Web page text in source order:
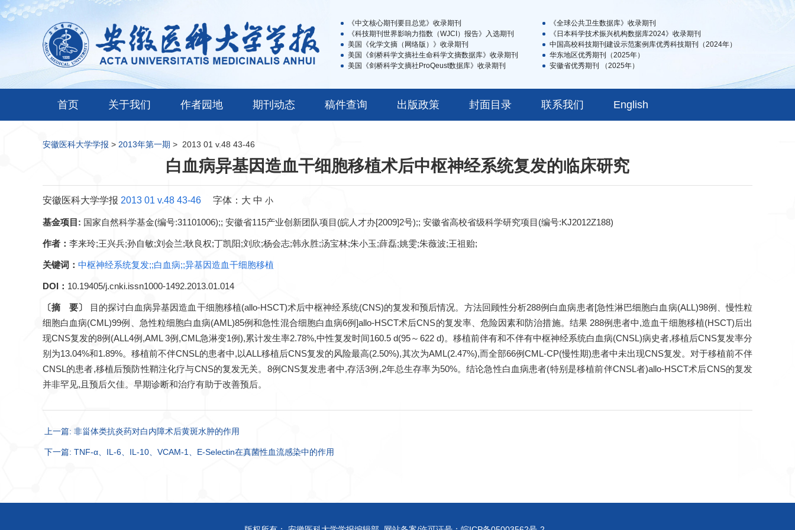
《中文核心期刊要目总览》收录期刊
《科技期刊世界影响力指数（WJCI）报告》入选期刊
美国《化学文摘（网络版）》收录期刊
美国《剑桥科学文摘社生命科学文摘数据库》收录期刊
美国《剑桥科学文摘社ProQeust数据库》收录期刊
《全球公共卫生数据库》收录期刊
《日本科学技术振兴机构数据库2024》收录期刊
中国高校科技期刊建设示范案例库优秀科技期刊（2024年）
华东地区优秀期刊（2025年）
安徽省优秀期刊 （2025年）
首页 关于我们 作者园地 期刊动态 稿件查询 出版政策 封面目录 联系我们 English
安徽医科大学学报 > 2013年第一期 > 2013 01 v.48 43-46
白血病异基因造血干细胞移植术后中枢神经系统复发的临床研究
安徽医科大学学报 2013 01 v.48 43-46 字体： 大 中 小
基金项目: 国家自然科学基金(编号:31101006);; 安徽省115产业创新团队项目(皖人才办[2009]2号);; 安徽省高校省级科学研究项目(编号:KJ2012Z188)
作者： 李来玲;王兴兵;孙自敏;刘会兰;耿良权;丁凯阳;刘欣;杨会志;韩永胜;汤宝林;朱小玉;薛磊;姚雯;朱薇波;王祖贻;
关键词： 中枢神经系统复发;;白血病;;异基因造血干细胞移植
DOI： 10.19405/j.cnki.issn1000-1492.2013.01.014
〔摘 要〕
目的探讨白血病异基因造血干细胞移植(allo-HSCT)术后中枢神经系统(CNS)的复发和预后情况。方法回顾性分析288例白血病患者[急性淋巴细胞白血病(ALL)98例、慢性粒
细胞白血病(CML)99例、急性粒细胞白血病(AML)85例和急性混合细胞白血病6例]allo-HSCT术后CNS的复发率、危险因素和防治措施。结果 288例患者中,造血干细胞移植(HSCT)后出
现CNS复发的8例(ALL4例,AML 3例,CML急淋变1例),累计发生率2.78%,中性复发时间160.5 d(95～622 d)。移植前伴有和不伴有中枢神经系统白血病(CNSL)病史者,移植后CNS复发率分
别为13.04%和1.89%。移植前不伴CNSL的患者中,以ALL移植后CNS复发的风险最高(2.50%),其次为AML(2.47%),而全部66例CML-CP(慢性期)患者中未出现CNS复发。对于移植前不伴
CNSL的患者,移植后预防性鞘注化疗与CNS的复发无关。8例CNS复发患者中,存活3例,2年总生存率为50%。结论急性白血病患者(特别是移植前伴CNSL者)allo-HSCT术后CNS的复发
并非罕见,且预后欠佳。早期诊断和治疗有助于改善预后。
上一篇: 非甾体类抗炎药对白内障术后黄斑水肿的作用
下一篇: TNF-α、IL-6、IL-10、VCAM-1、E-Selectin在真菌性血流感染中的作用